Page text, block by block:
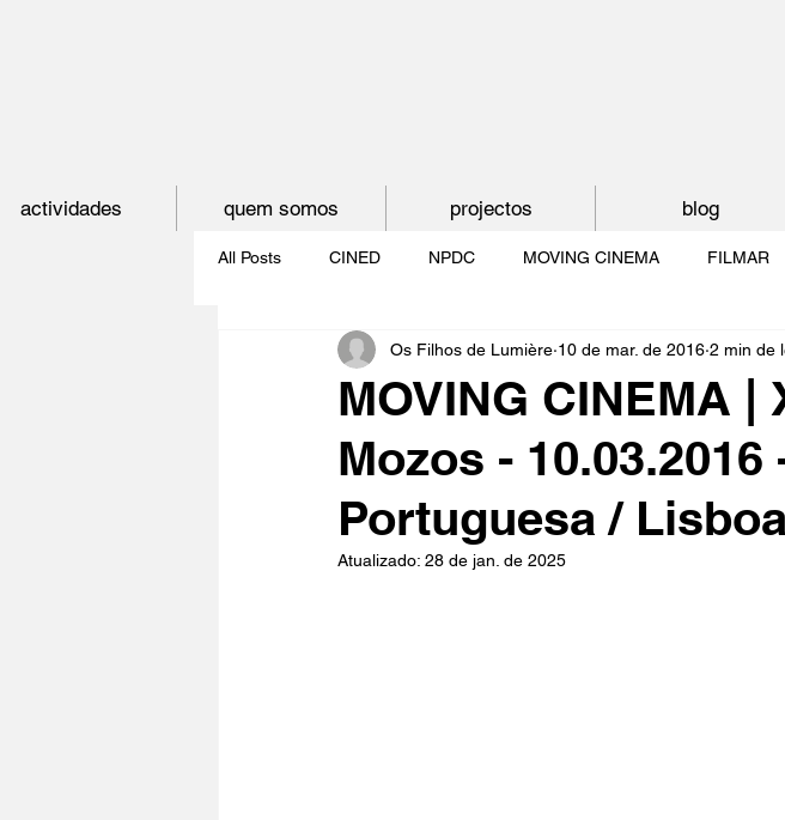
All Posts CINED NPDC MOVING CINEMA FILMAR
O CINEMA, CEM ANOS DE JUVENTUDE O MUNDO À NOSSA
CINECLUBE DAS GAIVOTAS O CINEMA POR DENTRO
MOVING CINEMA |
Mozos -
Portuguesa / Lisboa
Os Filhos de Lumière 10 de mar. de 2016 2 min de
Atualizado: 28 de jan. de 2025
actividades quem somos projectos blog